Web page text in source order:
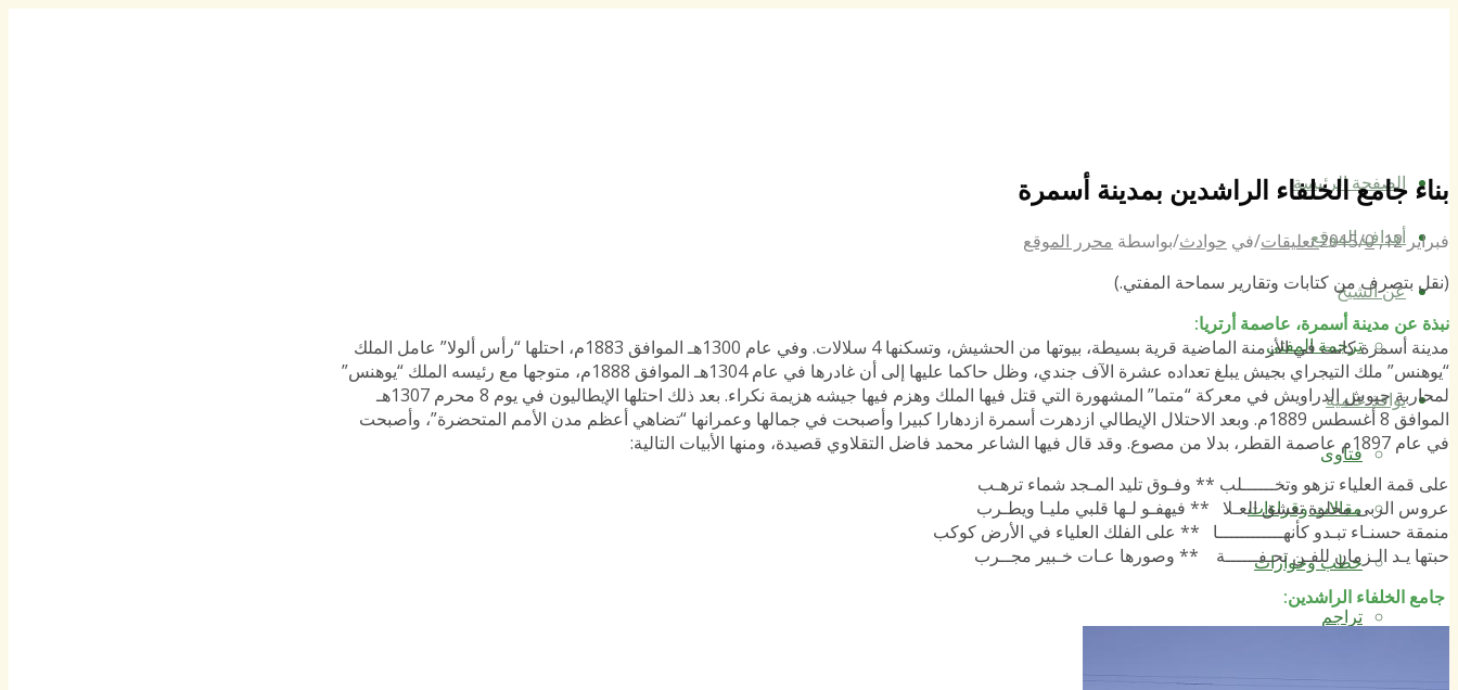
الصفحة الرئيسة
أهداف الموقع
عن الشيخ
ترجمة المفتي
نوافذ علمية
فتاوى
مقالات وقراءات
خطب وحوارات
تراجم
بناء جامع الخلفاء الراشدين بمدينة أسمرة
فبراير 12, 2015 /0 تعليقات /في حوادث/بواسطة محرر الموقع
(نقل بتصرف من كتابات وتقارير سماحة المفتي.)
نبذة عن مدينة أسمرة، عاصمة أرتريا:
مدينة أسمرة كانت في الأزمنة الماضية قرية بسيطة، بيوتها من الحشيش، وتسكنها 4 سلالات. وفي عام 1300هـ الموافق 1883م، احتلها “رأس ألولا” عامل الملك
“يوهنس” ملك التيجراي بجيش يبلغ تعداده عشرة الآف جندي، وظل حاكما عليها إلى أن غادرها في عام 1304هـ الموافق 1888م، متوجها مع رئيسه الملك “يوهنس”
لمحاربة جيوش الدراويش في معركة “متما” المشهورة التي قتل فيها الملك وهزم فيها جيشه هزيمة نكراء. بعد ذلك احتلها الإيطاليون في يوم 8 محرم 1307هـ
الموافق 8 أغسطس 1889م. وبعد الاحتلال الإيطالي ازدهرت أسمرة ازدهارا كبيرا وأصبحت في جمالها وعمرانها “تضاهي أعظم مدن الأمم المتحضرة”، وأصبحت
في عام 1897م عاصمة القطر، بدلا من مصوع. وقد قال فيها الشاعر محمد فاضل التقلاوي قصيدة، ومنها الأبيات التالية:
على قمة العلياء تزهو وتخــــــلب ** وفـوق تليد المـجد شماء ترهـب
عروس الربى مجلوة تعشق العـلا ** فيهفـو لـها قلبي مليـا ويطـرب
منمقة حسنـاء تبـدو كأنهــــــــــــا ** على الفلك العلياء في الأرض كوكب
حبتها يـد الـزمان للفـن تحـفــــــة ** وصورها عـات خـبير مجــرب
جامع الخلفاء الراشدين: